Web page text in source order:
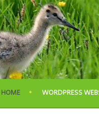
HOME WORDPRESS